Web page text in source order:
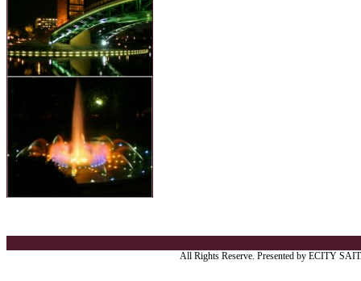
All Rights Reserve. Presented by ECITY